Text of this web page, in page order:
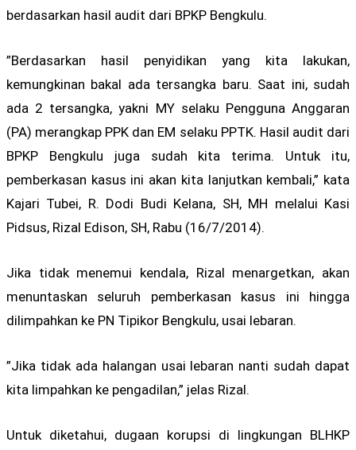
berdasarkan hasil audit dari BPKP Bengkulu.
”Berdasarkan hasil penyidikan yang kita lakukan,
kemungkinan bakal ada tersangka baru. Saat ini, sudah
ada 2 tersangka, yakni MY selaku Pengguna Anggaran
(PA) merangkap PPK dan EM selaku PPTK. Hasil audit dari
BPKP Bengkulu juga sudah kita terima. Untuk itu,
pemberkasan kasus ini akan kita lanjutkan kembali,” kata
Kajari Tubei, R. Dodi Budi Kelana, SH, MH melalui Kasi
Pidsus, Rizal Edison, SH, Rabu (16/7/2014).
Jika tidak menemui kendala, Rizal menargetkan, akan
menuntaskan seluruh pemberkasan kasus ini hingga
dilimpahkan ke PN Tipikor Bengkulu, usai lebaran.
”Jika tidak ada halangan usai lebaran nanti sudah dapat
kita limpahkan ke pengadilan,” jelas Rizal.
Untuk diketahui, dugaan korupsi di lingkungan BLHKP